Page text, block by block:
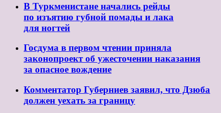
В Туркменистане начались рейды
по изъятию губной помады и лака
для ногтей
Госдума в первом чтении приняла
законопроект об ужесточении наказания
за опасное вождение
Комментатор Губерниев заявил, что Дзюба
должен уехать за границу